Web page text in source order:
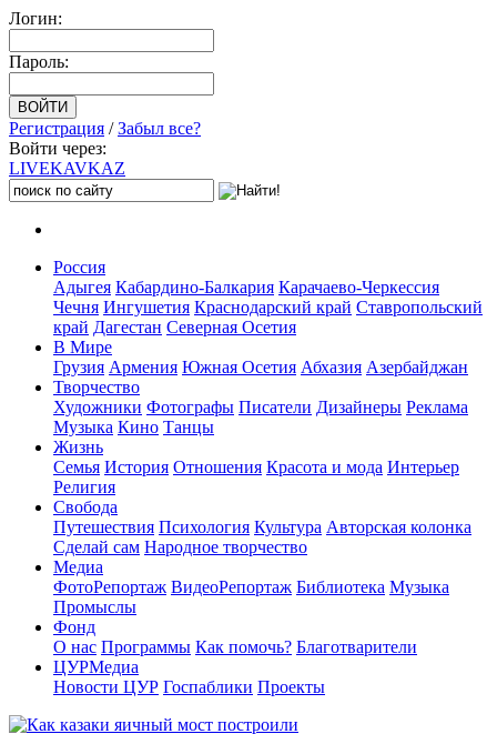
Логин:
Пароль:
Регистрация /Забыл все?
Войти через:
LIVEKAVKAZ
Россия
Адыгея Кабардино-Балкария Карачаево-Черкессия
Чечня Ингушетия Краснодарский край Ставропольский
край Дагестан Северная Осетия
В Мире
Грузия Армения Южная Осетия Абхазия Азербайджан
Творчество
Художники Фотографы Писатели Дизайнеры Реклама
Музыка Кино Танцы
Жизнь
Семья История Отношения Красота и мода Интерьер
Религия
Свобода
Путешествия Психология Культура Авторская колонка
Сделай сам Народное творчество
Медиа
ФотоРепортаж ВидеоРепортаж Библиотека Музыка
Промыслы
Фонд
О нас Программы Как помочь? Благотварители
ЦУРМедиа
Новости ЦУР Госпаблики Проекты